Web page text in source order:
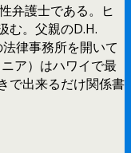
弁護士である。ヒ
む。父親のD.H.
律事務所を開いて
ア）はハワイで最
で出来るだけ関係書